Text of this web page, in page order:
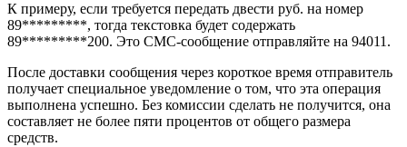
К примеру, если требуется передать двести руб. на номер
89*********, тогда текстовка будет содержать
89*********200. Это СМС-сообщение отправляйте на 94011.
После доставки сообщения через короткое время отправитель
получает специальное уведомление о том, что эта операция
выполнена успешно. Без комиссии сделать не получится, она
составляет не более пяти процентов от общего размера
средств.